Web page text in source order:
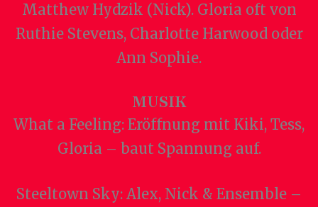
Matthew Hydzik (Nick). Gloria oft von
Ruthie Stevens, Charlotte Harwood oder
Ann Sophie.
MUSIK
What a Feeling: Eröffnung mit Kiki, Tess,
Gloria – baut Spannung auf.
Steeltown Sky: Alex, Nick & Ensemble –